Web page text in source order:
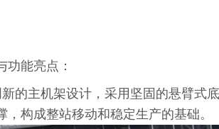
功能亮点：
的主机架设计，采用坚固的悬臂式
，构成整站移动和稳定生产的基础。